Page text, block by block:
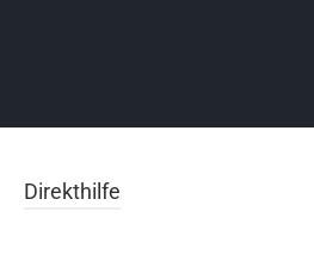
Direkthilfe